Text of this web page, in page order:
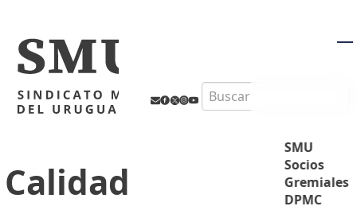
Search
SMU
Socios
Gremiales
DPMC
Calidad